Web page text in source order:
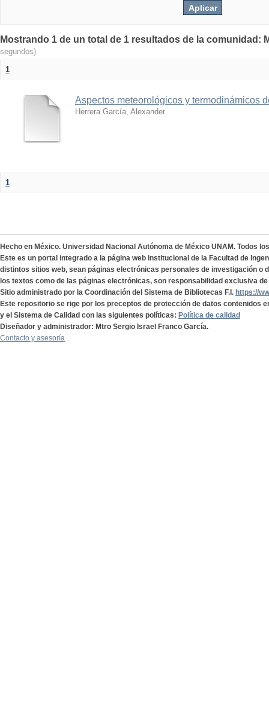
Mostrando 1 de un total de 1 resultados de la comunidad:
segundos)
1
Aspectos meteorológicos y termodinámicos
Herrera García, Alexander
1
Hecho en México. Universidad Nacional Autónoma de México UNAM. Todos
Este es un portal integrado a la página web institucional de la Facultad de
distintos sitios web, sean páginas electrónicas personales de investigación o
los textos como de las páginas electrónicas, son responsabilidad exclusiva
Sitio administrado por la Coordinación del Sistema de Bibliotecas F.I. https://
Este repositorio se rige por los preceptos de protección de datos contenidos
y el Sistema de Calidad con las siguientes políticas: Política de calidad
Diseñador y administrador: Mtro Sergio Israel Franco García.
Contacto y asesoría